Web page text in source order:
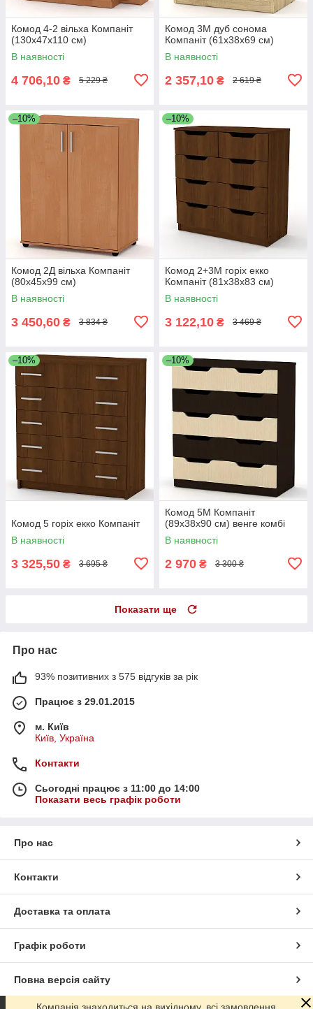
Комод 4-2 вільха Компаніт
(130х47х110 см)
В наявності
4 706,10 ₴ 5 229 ₴
Комод 3М дуб сонома
Компаніт (61х38х69 см)
В наявності
2 357,10 ₴ 2 619 ₴
–10%
Комод 2Д вільха Компаніт
(80х45х99 см)
В наявності
3 450,60 ₴ 3 834 ₴
–10%
Комод 2+3М горіх екко
Компаніт (81х38х83 см)
В наявності
3 122,10 ₴ 3 469 ₴
–10%
Комод 5 горіх екко Компаніт
В наявності
3 325,50 ₴ 3 695 ₴
–10%
Комод 5М Компаніт
(89х38х90 см) венге комбі
В наявності
2 970 ₴ 3 300 ₴
Показати ще
Про нас
93% позитивних з 575 відгуків за рік
Працює з 29.01.2015
м. Київ
Київ, Україна
Контакти
Сьогодні працює з 11:00 до 14:00
Показати весь графік роботи
Про нас
Контакти
Доставка та оплата
Графік роботи
Повна версія сайту